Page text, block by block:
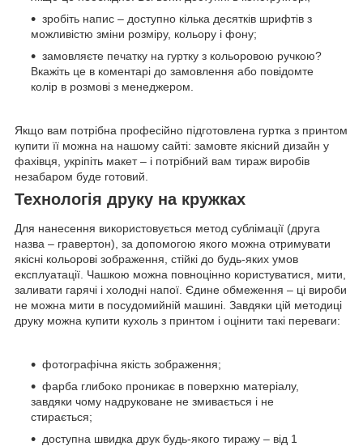
зробіть напис – доступно кілька десятків шрифтів з
можливістю зміни розміру, кольору і фону;
замовляєте печатку на гуртку з кольоровою ручкою?
Вкажіть це в коментарі до замовлення або повідомте
колір в розмові з менеджером.
Якщо вам потрібна професійно підготовлена гуртка з принтом
купити її можна на нашому сайті: замовте якісний дизайн у
фахівця, укріпіть макет – і потрібний вам тираж виробів
незабаром буде готовий.
Технологія друку на кружках
Для нанесення використовується метод сублімації (друга
назва – гравертон), за допомогою якого можна отримувати
якісні кольорові зображення, стійкі до будь-яких умов
експлуатації. Чашкою можна повноцінно користуватися, мити,
заливати гарячі і холодні напої. Єдине обмеження – ці вироби
не можна мити в посудомийній машині. Завдяки цій методиці
друку можна купити кухоль з принтом і оцінити такі переваги:
фотографічна якість зображення;
фарба глибоко проникає в поверхню матеріалу,
завдяки чому надруковане не змивається і не
стирається;
доступна швидка друк будь-якого тиражу – від 1